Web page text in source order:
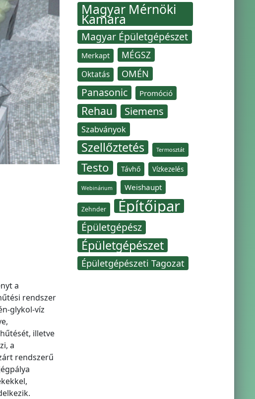
a
rendszer
glykol-víz
illetve
a
rendszerű
Magyar Mérnöki
Kamara
Magyar Épületgépészet
Merkapt MÉGSZ
Oktatás OMÉN
Panasonic Promóció
Rehau Siemens
Szabványok
Szellőztetés Termosztát
Testo Távhő Vízkezelés
Webinárium Weishaupt
Zehnder Építőipar
Épületgépész
Épületgépészet
Épületgépészeti Tagozat